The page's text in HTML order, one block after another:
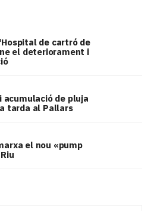
de cartró de
el deteriorament i
de pluja
tarda al Pallars
el nou «pump